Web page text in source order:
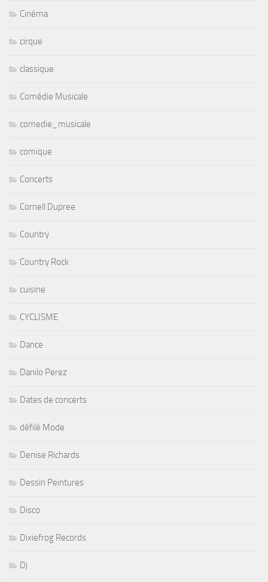
Cinéma
cirque
classique
Comédie Musicale
comedie_musicale
comique
Concerts
Cornell Dupree
Country
Country Rock
cuisine
CYCLISME
Dance
Danilo Perez
Dates de concerts
défilé Mode
Denise Richards
Dessin Peintures
Disco
Dixiefrog Records
Dj